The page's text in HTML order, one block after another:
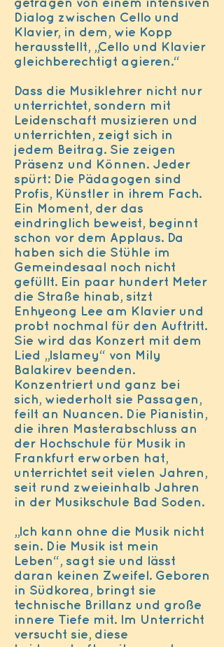
getragen von einem intensiven
Dialog zwischen Cello und
Klavier, in dem, wie Kopp
herausstellt, „Cello und Klavier
gleichberechtigt agieren.“
Dass die Musiklehrer nicht nur
unterrichtet, sondern mit
Leidenschaft musizieren und
unterrichten, zeigt sich in
jedem Beitrag. Sie zeigen
Präsenz und Können. Jeder
spürt: Die Pädagogen sind
Profis, Künstler in ihrem Fach.
Ein Moment, der das
eindringlich beweist, beginnt
schon vor dem Applaus. Da
haben sich die Stühle im
Gemeindesaal noch nicht
gefüllt. Ein paar hundert Meter
die Straße hinab, sitzt
Enhyeong Lee am Klavier und
probt nochmal für den Auftritt.
Sie wird das Konzert mit dem
Lied „Islamey“ von Mily
Balakirev beenden.
Konzentriert und ganz bei
sich, wiederholt sie Passagen,
feilt an Nuancen. Die Pianistin,
die ihren Masterabschluss an
der Hochschule für Musik in
Frankfurt erworben hat,
unterrichtet seit vielen Jahren,
seit rund zweieinhalb Jahren
in der Musikschule Bad Soden.
„Ich kann ohne die Musik nicht
sein. Die Musik ist mein
Leben“, sagt sie und lässt
daran keinen Zweifel. Geboren
in Südkorea, bringt sie
technische Brillanz und große
innere Tiefe mit. Im Unterricht
versucht sie, diese